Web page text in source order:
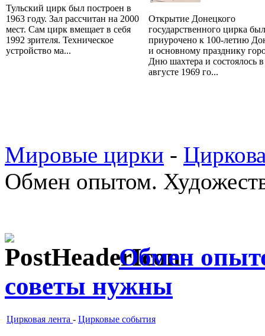
Тульский цирк был построен в
1963 году. Зал рассчитан на 2000
мест. Сам цирк вмещает в себя
1992 зрителя. Техническое
устройство ма...
Открытие Донецкого
государственного цирка
приурочено к 100-летию
и основному празднику
Дню шахтера и состоялось в
августе 1969 го...
Мировые цирки -
Обмен опытом.
Обмен
советы нужны
Цирковая лента - Цирковые события